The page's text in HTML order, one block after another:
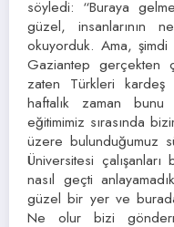
söyledi: “Buraya
güzel, insanlarının
okuyorduk. Ama, şimdi
Gaziantep
zaten Türkleri
haftalık zaman
eğitimimiz sırasında
üzere bulunduğumuz
Üniversitesi
nasıl geçti
güzel bir yer ve
Ne olur bizi